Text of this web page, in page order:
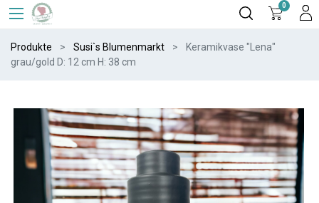
0
Produkte Susi`s Blumenmarkt
Keramikvase "Lena"
grau/gold D: 12 cm H: 38 cm